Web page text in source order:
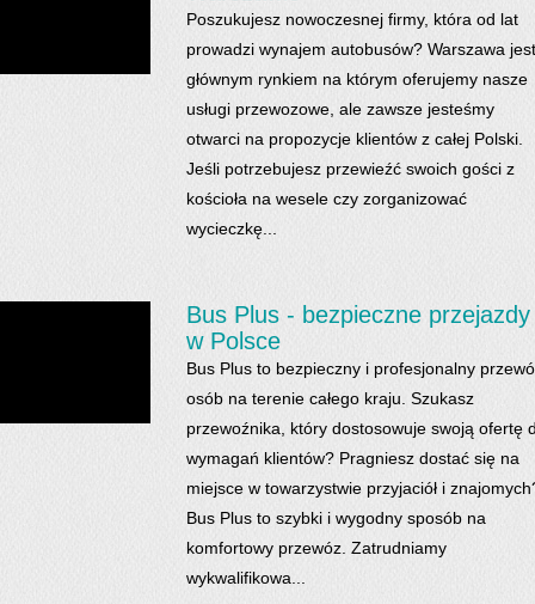
Poszukujesz nowoczesnej firmy, która od lat
prowadzi wynajem autobusów? Warszawa jest
głównym rynkiem na którym oferujemy nasze
usługi przewozowe, ale zawsze jesteśmy
otwarci na propozycje klientów z całej Polski.
Jeśli potrzebujesz przewieźć swoich gości z
kościoła na wesele czy zorganizować
wycieczkę...
Bus Plus - bezpieczne przejazdy
w Polsce
Bus Plus to bezpieczny i profesjonalny
osób na terenie całego kraju. Szukasz
przewoźnika, który dostosowuje swoją ofertę
wymagań klientów? Pragniesz dostać się na
miejsce w towarzystwie przyjaciół i
Bus Plus to szybki i wygodny sposób na
komfortowy przewóz. Zatrudniamy
wykwalifikowa...